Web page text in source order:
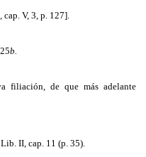
cap. V, 3, p. 127].
b.
filiación, de que más adelante
Lib. II, cap. 11 (p. 35).